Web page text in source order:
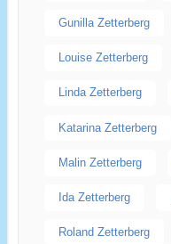
Gunilla Zetterberg
Louise Zetterberg
Linda Zetterberg
Katarina Zetterberg
Malin Zetterberg
Ida Zetterberg
Roland Zetterberg